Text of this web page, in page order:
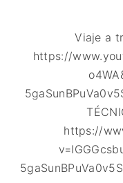
Viaje a
https://
https://